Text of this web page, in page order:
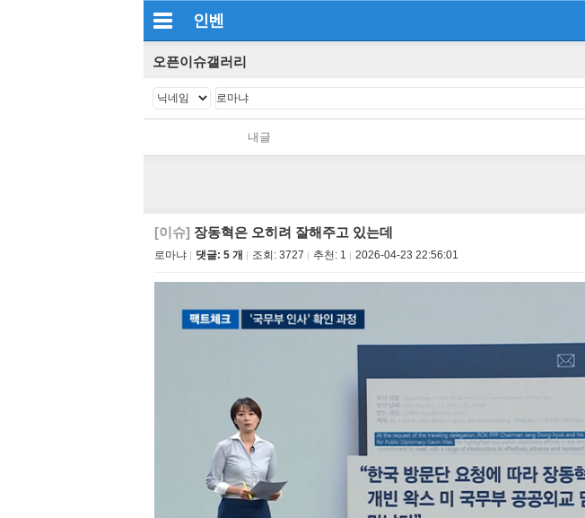
인벤
오픈이슈갤러리
내글
[이슈] 장동혁은 오히려 잘해주고 있는데
로마냐 댓글: 5 개 조회: 3727 추천: 1 2026-04-23 22:56:01